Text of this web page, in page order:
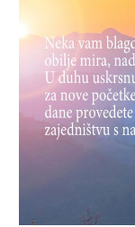
–
svlačionica“
Čađavičkom
Lugu